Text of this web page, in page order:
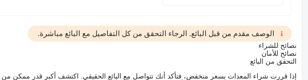
الوصف مقدم من قبل البائع. الرجاء التحقق من كل التفاصيل مع البائع مباشرة.
نصائح للشراء
نصائح للأمان
التحقق من البائع
إذا قررت شراء المعدات بسعر منخفض، فتأكد أنك تتواصل مع البائع الحقيقي. اكتشف أكبر قدر ممكن